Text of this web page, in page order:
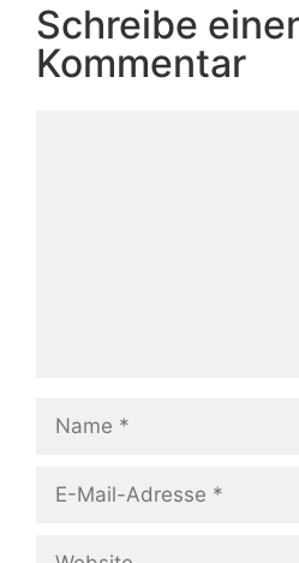
Schreibe
Kommentar
Name
Website